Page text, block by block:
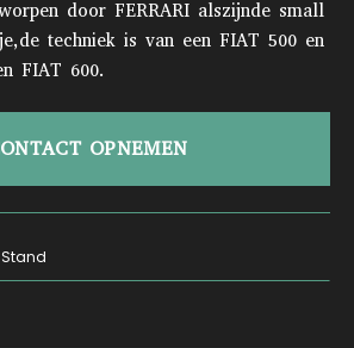
door FERRARI alszijnde small
techniek is van een FIAT 500 en
FIAT 600.
OPNEMEN